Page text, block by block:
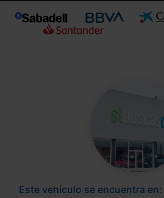
Este vehículo se encuentra en: